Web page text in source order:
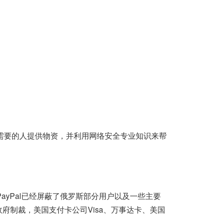
的人提供物资，并利用网络安全专业知识来帮
已经屏蔽了俄罗斯部分用户以及一些主要
制裁，美国支付卡公司Visa、万事达卡、美国